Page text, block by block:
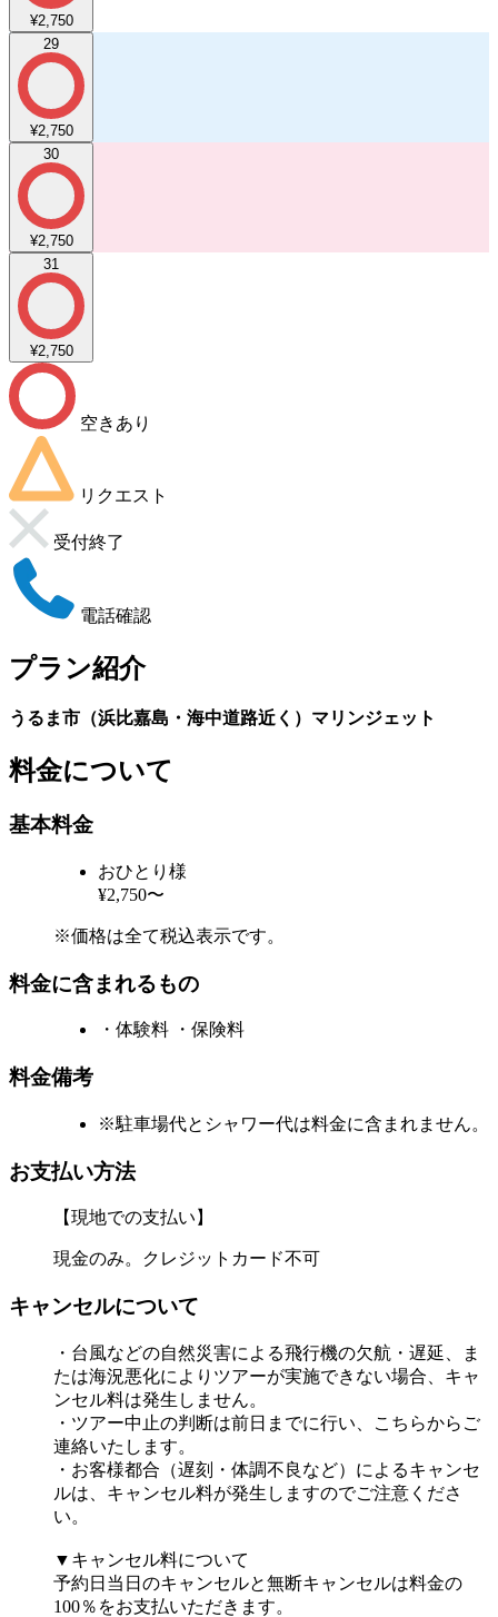
¥2,750
29
¥2,750
30
¥2,750
31
¥2,750
空きあり
リクエスト
受付終了
電話確認
プラン紹介
うるま市（浜比嘉島・海中道路近く）マリンジェット
料金について
基本料金
おひとり様
¥2,750〜
※価格は全て税込表示です。
料金に含まれるもの
・体験料 ・保険料
料金備考
※駐車場代とシャワー代は料金に含まれません。
お支払い方法
【現地での支払い】
現金のみ。クレジットカード不可
キャンセルについて
・台風などの自然災害による飛行機の欠航・遅延、ま
たは海況悪化によりツアーが実施できない場合、キャ
ンセル料は発生しません。
・ツアー中止の判断は前日までに行い、こちらからご
連絡いたします。
・お客様都合（遅刻・体調不良など）によるキャンセ
ルは、キャンセル料が発生しますのでご注意くださ
い。
▼キャンセル料について
予約日当日のキャンセルと無断キャンセルは料金の
100％をお支払いただきます。